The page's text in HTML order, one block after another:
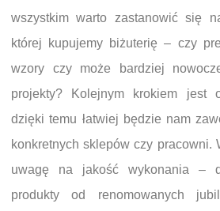
wszystkim warto zastanowić się
której kupujemy biżuterię – czy
wzory czy może bardziej
projekty? Kolejnym krokiem jest
dzięki temu łatwiej będzie nam
konkretnych sklepów czy pracowni.
uwagę na jakość wykonania –
produkty od renomowanych